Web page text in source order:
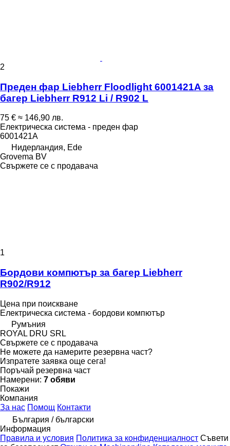
2
Преден фар Liebherr Floodlight 6001421A за
багер Liebherr R912 Li / R902 L
75 € ≈ 146,90 лв.
Електрическа система - преден фар
6001421A
Нидерландия, Ede
Grovema BV
Свържете се с продавача
1
Бордови компютър за багер Liebherr
R902/R912
Цена при поискване
Електрическа система - бордови компютър
Румъния
ROYAL DRU SRL
Свържете се с продавача
Не можете да намерите резервна част?
Изпратете заявка още сега!
Поръчай резервна част
Намерени: 7 обяви
Покажи
Компания
За нас Помощ Контакти
България / български
Информация
Правила и условия Политика за конфиденциалност Съвети